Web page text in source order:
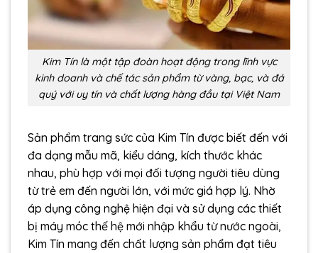
Kim Tín là một tập đoàn hoạt động trong lĩnh vực
kinh doanh và chế tác sản phẩm từ vàng, bạc, và đá
quý với uy tín và chất lượng hàng đầu tại Việt Nam
Sản phẩm trang sức của Kim Tín được biết đến với
đa dạng mẫu mã, kiểu dáng, kích thước khác
nhau, phù hợp với mọi đối tượng người tiêu dùng
từ trẻ em đến người lớn, với mức giá hợp lý. Nhờ
áp dụng công nghệ hiện đại và sử dụng các thiết
bị máy móc thế hệ mới nhập khẩu từ nước ngoài,
Kim Tín mang đến chất lượng sản phẩm đạt tiêu